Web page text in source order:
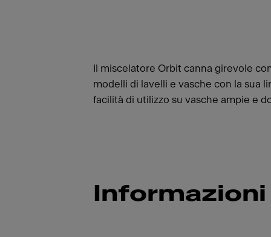
Il miscelatore Orbit canna girevole
modelli di lavelli e vasche con la sua
facilità di utilizzo su vasche ampie e